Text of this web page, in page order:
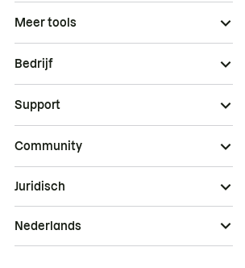
Meer tools
Bedrijf
Support
Community
Juridisch
Nederlands